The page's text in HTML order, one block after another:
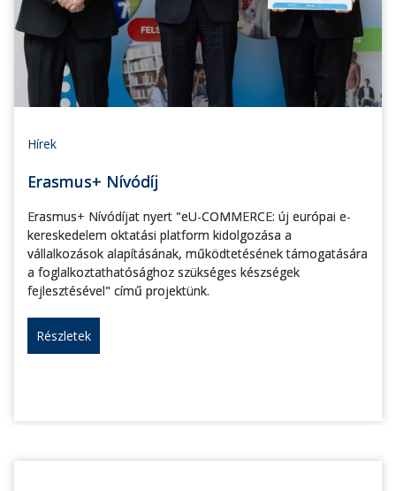
Hírek
Erasmus+ Nívódíj
Erasmus+ Nívódíjat nyert "eU-COMMERCE: új európai e-
kereskedelem oktatási platform kidolgozása a
vállalkozások alapításának, működtetésének támogatására
a foglalkoztathatósághoz szükséges készségek
fejlesztésével" című projektünk.
Részletek